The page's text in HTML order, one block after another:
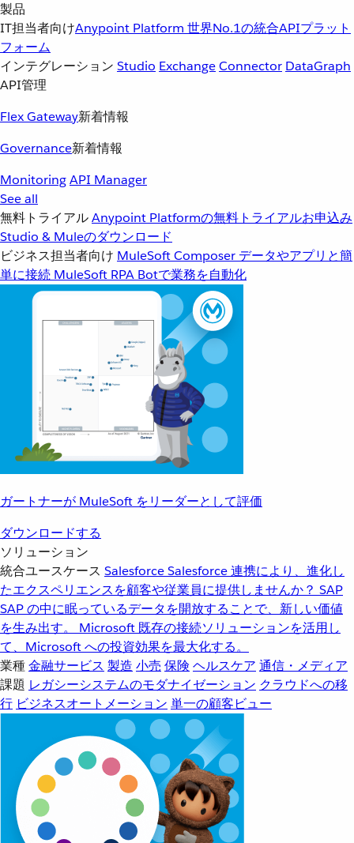
製品
IT担当者向けAnypoint Platform 世界No.1の統合APIプラット
フォーム
インテグレーション Studio ExchangeConnector DataGraph
API管理
Flex Gateway新着情報
Governance新着情報
MonitoringAPI Manager
See all
無料トライアルAnypoint Platformの無料トライアルお申込み
Studio & Muleのダウンロード
ビジネス担当者向け MuleSoft Composer データやアプリと簡
単に接続 MuleSoft RPA Botで業務を自動化
ガートナーが MuleSoft をリーダーとして評価
ダウンロードする
ソリューション
統合ユースケース SalesforceSalesforce 連携により、進化し
たエクスペリエンスを顧客や従業員に提供しませんか？ SAP
SAP の中に眠っているデータを開放することで、新しい価値
を生み出す。
Microsoft 既存の接続ソリューションを活用し
て、Microsoft への投資効果を最大化する。
業種金融サービス 製造 小売 保険 ヘルスケア 通信・メディア
課題 レガシーシステムのモダナイゼーション クラウドへの移
行 ビジネスオートメーション 単一の顧客ビュー